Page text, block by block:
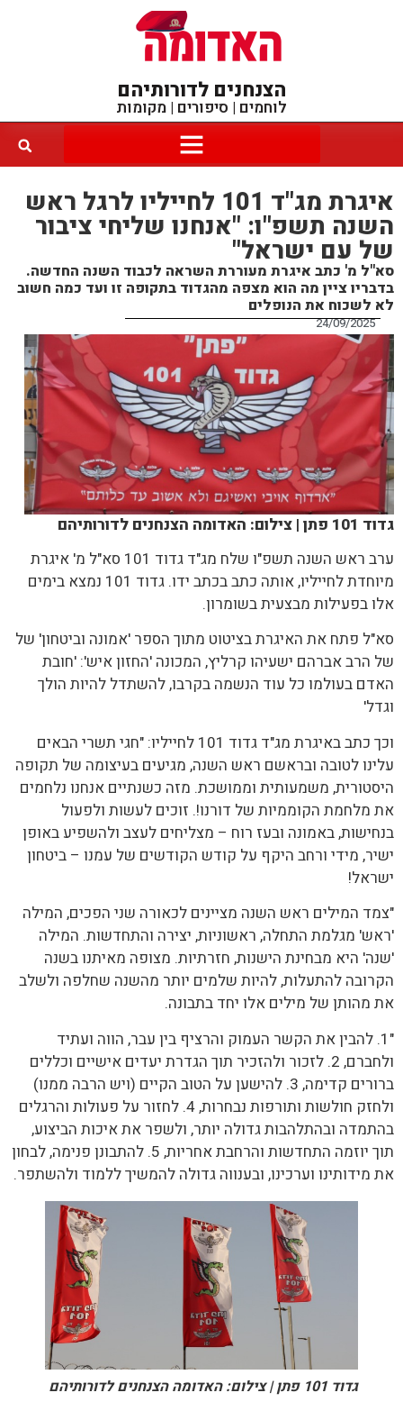
הצנחנים לדורותיהם
לוחמים | סיפורים | מקומות
איגרת מג"ד 101 לחייליו לרגל ראש
השנה תשפ"ו: "אנחנו שליחי ציבור
של עם ישראל"
סא"ל מ' כתב איגרת מעוררת השראה לכבוד השנה החדשה.
בדבריו ציין מה הוא מצפה מהגדוד בתקופה זו ועד כמה חשוב
לא לשכוח את הנופלים
24/09/2025
גדוד 101 פתן | צילום: האדומה הצנחנים לדורותיהם
ערב ראש השנה תשפ"ו שלח מג"ד גדוד 101 סא"ל מ' איגרת
מיוחדת לחייליו, אותה כתב בכתב ידו. גדוד 101 נמצא בימים
אלו בפעילות מבצעית בשומרון.
סא"ל פתח את האיגרת בציטוט מתוך הספר 'אמונה וביטחון' של
של הרב אברהם ישעיהו קרליץ, המכונה 'החזון איש': 'חובת
האדם בעולמו כל עוד הנשמה בקרבו, להשתדל להיות הולך
וגדל'
וכך כתב באיגרת מג"ד גדוד 101 לחייליו: "חגי תשרי הבאים
עלינו לטובה ובראשם ראש השנה, מגיעים בעיצומה של תקופה
היסטורית, משמעותית וממושכת. מזה כשנתיים אנחנו נלחמים
את מלחמת הקוממיות של דורנו!. זוכים לעשות ולפעול
בנחישות, באמונה ובעז רוח – מצליחים לעצב ולהשפיע באופן
ישיר, מידי ורחב היקף על קודש הקודשים של עמנו – ביטחון
ישראל!
"צמד המילים ראש השנה מציינים לכאורה שני הפכים, המילה
'ראש' מגלמת התחלה, ראשוניות, יצירה והתחדשות. המילה
'שנה' היא מבחינת הישנות, חזרתיות. מצופה מאיתנו בשנה
הקרובה להתעלות, להיות שלמים יותר מהשנה שחלפה ולשלב
את מהותן של מילים אלו יחד בתבונה.
"1. להבין את הקשר העמוק והרציף בין עבר, הווה ועתיד
ולחברם, 2. לזכור ולהזכיר תוך הגדרת יעדים אישיים וכללים
ברורים קדימה, 3. להישען על הטוב הקיים (ויש הרבה ממנו)
ולחזק חולשות ותורפות נבחרות, 4. לחזור על פעולות והרגלים
בהתמדה ובהתלהבות גדולה יותר, ולשפר את איכות הביצוע,
תוך יוזמה התחדשות והרחבת אחריות, 5. להתבונן פנימה, לבחון
את מידותינו וערכינו, ובענווה גדולה להמשיך ללמוד ולהשתפר.
גדוד 101 פתן | צילום: האדומה הצנחנים לדורותיהם